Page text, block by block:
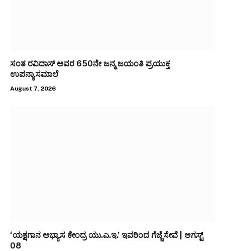
ಸಂತ ರವಿದಾಸ್ ಅವರ 650ನೇ ಜನ್ಮ ಜಯಂತಿ ಪ್ರಯುಕ್ತ
ಉಪನ್ಯಾಸಮಾಲೆ
August 7, 2026
‘ಯಕ್ಷಗಾನ ಅಭ್ಯಾಸ ಕೇಂದ್ರ ಯು.ಎ.ಇ.’ ಇವರಿಂದ ಗೆಜ್ಜೆಸೇವೆ | ಆಗಸ್ಟ್
08